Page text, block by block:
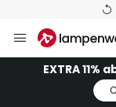
Inhalt
springenEXTRA 11%